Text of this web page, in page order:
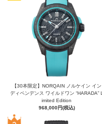
【30本限定】NORQAIN ノルケイン イン
ディペンデンス ワイルドワン “HARADA” L
imited Edition
968,000円(税込)